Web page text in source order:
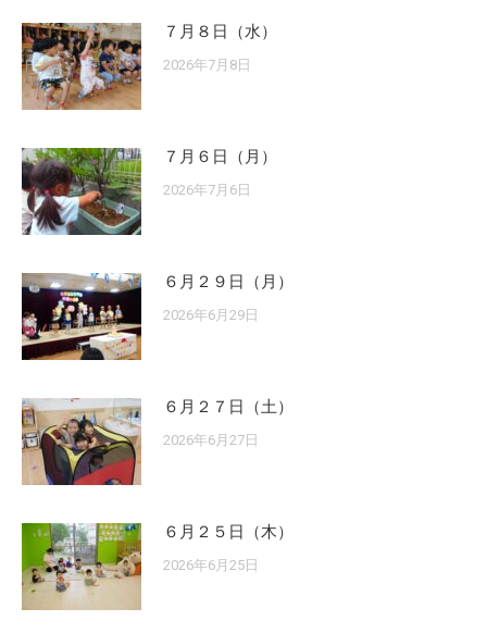
７月８日（水）
2026年7月8日
７月６日（月）
2026年7月6日
６月２９日（月）
2026年6月29日
６月２７日（土）
2026年6月27日
６月２５日（木）
2026年6月25日